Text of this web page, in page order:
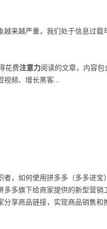
越来越严重，我们处于信息过
花费注意力阅读的文章，内容包
视频、增长黑客…
，如何使用拼多多（多多进宝
多旗下给商家提供的新型营销
享商品链接，实现商品销售和